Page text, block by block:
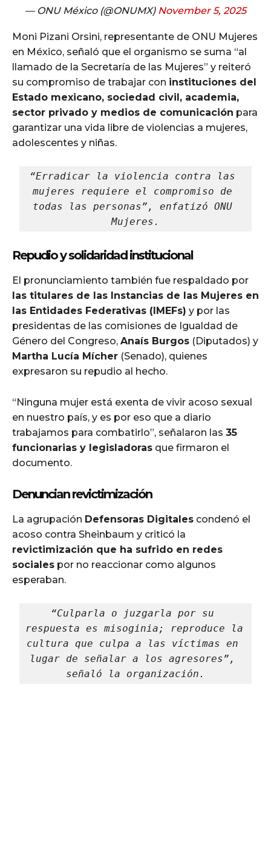
— ONU México (@ONUMX) November 5, 2025
Moni Pizani Orsini, representante de ONU Mujeres
en México, señaló que el organismo se suma “al
llamado de la Secretaría de las Mujeres” y reiteró
su compromiso de trabajar con instituciones del
Estado mexicano, sociedad civil, academia,
sector privado y medios de comunicación para
garantizar una vida libre de violencias a mujeres,
adolescentes y niñas.
“Erradicar la violencia contra las
mujeres requiere el compromiso de
todas las personas”, enfatizó ONU
Mujeres.
Repudio y solidaridad institucional
El pronunciamiento también fue respaldado por
las titulares de las Instancias de las Mujeres en
las Entidades Federativas (IMEFs) y por las
presidentas de las comisiones de Igualdad de
Género del Congreso, Anaís Burgos (Diputados) y
Martha Lucía Mícher (Senado), quienes
expresaron su repudio al hecho.
“Ninguna mujer está exenta de vivir acoso sexual
en nuestro país, y es por eso que a diario
trabajamos para combatirlo”, señalaron las 35
funcionarias y legisladoras que firmaron el
documento.
Denuncian revictimización
La agrupación Defensoras Digitales condenó el
acoso contra Sheinbaum y criticó la
revictimización que ha sufrido en redes
sociales por no reaccionar como algunos
esperaban.
“Culparla o juzgarla por su
respuesta es misoginia; reproduce la
cultura que culpa a las víctimas en
lugar de señalar a los agresores”,
señaló la organización.